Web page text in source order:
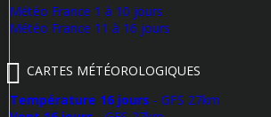
Météo France 1 à 10 jours
Météo France 11 à 16 jours
CARTES MÉTÉOROLOGIQUES
Température 16 jours - GFS 27km